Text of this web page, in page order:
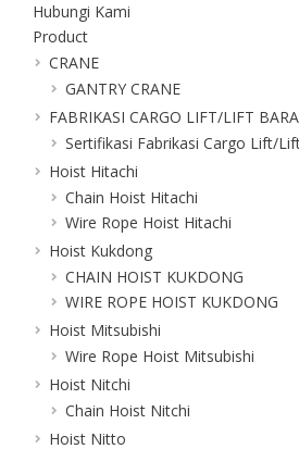
Hubungi Kami
Product
CRANE
GANTRY CRANE
FABRIKASI CARGO LIFT/LIFT
Sertifikasi Fabrikasi Cargo Lift/
Hoist Hitachi
Chain Hoist Hitachi
Wire Rope Hoist Hitachi
Hoist Kukdong
CHAIN HOIST KUKDONG
WIRE ROPE HOIST KUKDONG
Hoist Mitsubishi
Wire Rope Hoist Mitsubishi
Hoist Nitchi
Chain Hoist Nitchi
Hoist Nitto